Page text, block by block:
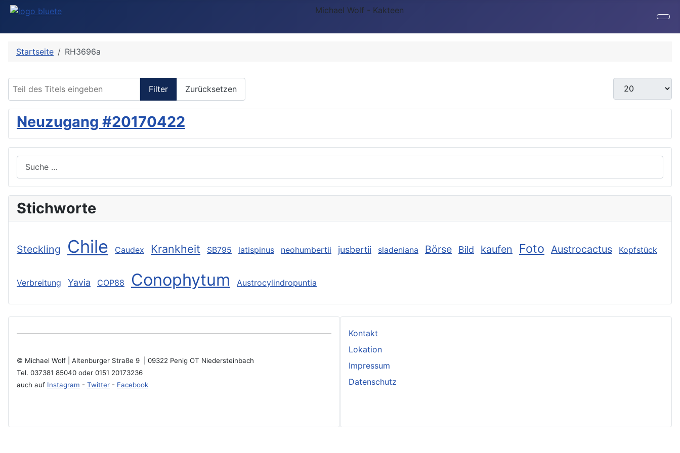
Michael Wolf - Kakteen
Startseite RH3696a
Filter Zurücksetzen
Anzeige #
Neuzugang #20170422
Stichworte
Steckling Chile Caudex Krankheit SB795 latispinus neohumbertii jusbertii sladeniana Börse Bild kaufen Foto Austrocactus Kopfstück
Verbreitung Yavia COP88 Conophytum Austrocylindropuntia
© Michael Wolf | Altenburger Straße 9 | 09322 Penig OT Niedersteinbach
Tel. 037381 85040 oder 0151 20173236
auch auf Instagram - Twitter - Facebook
Kontakt
Lokation
Impressum
Datenschutz